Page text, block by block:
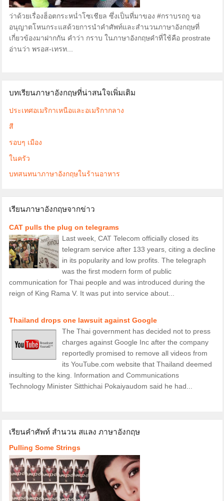
ว่าด้วยเรื่องฮ็อตกระหน่ำโซเชียล ซึ่งเป็นที่มาของ #กราบรถกู ขอ
อนุญาตโหนกระแสด้วยการนำคำศัพท์และสำนวนภาษาอังกฤษที่
เกี่ยวข้องมาฝากกัน คำว่า กราบ ในภาษาอังกฤษคำที่ใช้คือ prostrate
อ่านว่า พรอส-เทรท...
บทเรียนภาษาอังกฤษที่น่าสนใจเพิ่มเติม
ประเทศอเมริกาเหนือและอเมริกากลาง
สี
รอบๆ เมือง
ในครัว
บทสนทนาภาษาอังกฤษในร้านอาหาร
เรียนภาษาอังกฤษจากข่าว
CAT pulls the plug on telegrams
Last week, CAT Telecom officially closed its
telegram service after 133 years, citing a decline
in its popularity and low profits. The telegraph
was the first modern form of public
communication for Thai people and was introduced during the
reign of King Rama V. It was put into service about...
Thailand drops one lawsuit against Google
The Thai government has decided not to press
charges against Google Inc after the company
reportedly promised to remove all videos from
its YouTube.com website that Thailand deemed
insulting to the king. Information and Communications
Technology Minister Sitthichai Pokaiyaudom said he had...
เรียนคำศัพท์ สำนวน สแลง ภาษาอังกฤษ
Pulling Some Strings